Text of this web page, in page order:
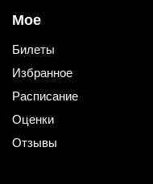
Мое
Билеты
Избранное
Расписание
Оценки
Отзывы